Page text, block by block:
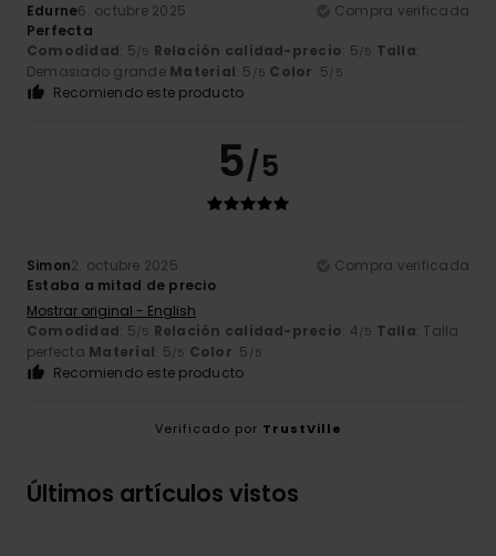
Edurne6. octubre 2025
Compra verificada
Perfecta
Comodidad: 5/5 Relación calidad-precio: 5/5 Talla:
Demasiado grande Material: 5 /5 Color: 5/5
Recomiendo este producto
5/5
Simon2. octubre 2025
Compra verificada
Estaba a mitad de precio
Mostrar original - English
Comodidad: 5/5 Relación calidad-precio: 4/5 Talla: Talla
perfecta Material: 5/5 Color: 5 /5
Recomiendo este producto
Verificado por TrustVille
Últimos artículos vistos